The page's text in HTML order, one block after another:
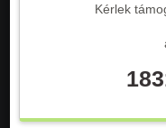
Kérlek